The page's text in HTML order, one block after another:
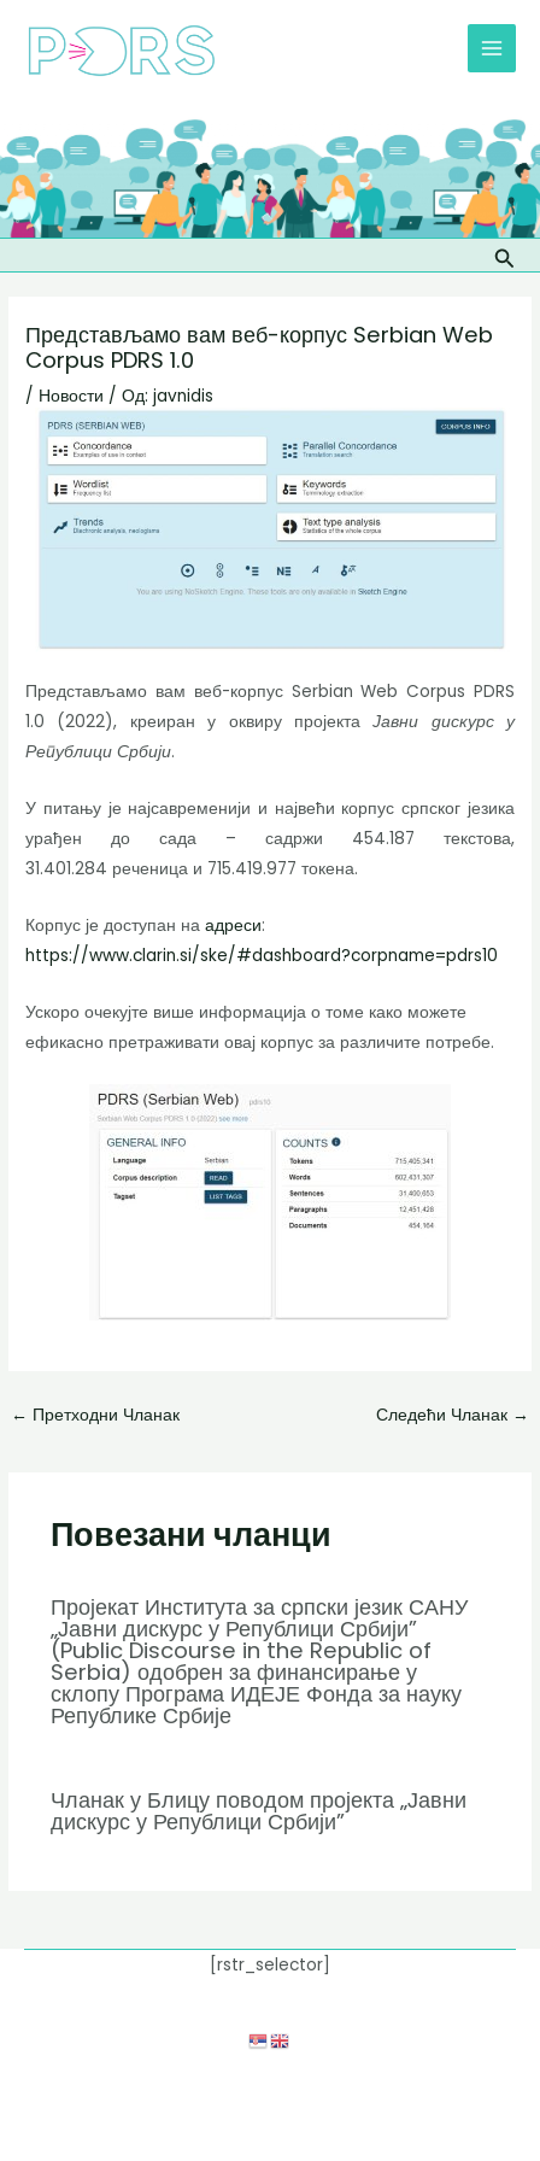
садржај
Представљамо вам веб-корпус Serbian Web
Corpus PDRS 1.0
/ Новости / Од: javnidis
Представљамо вам веб-корпус Serbian Web Corpus PDRS
1.0 (2022), креиран у оквиру пројектаЈавни дискурс у
Републици Србији.
У питању је најсавременији и највећи корпус српског језика
урађен до сада – садржи 454.187 текстова,
31.401.284 реченица и 715.419.977токена.
Корпус је доступан наадреси:
https://www.clarin.si/ske/#dashboard?corpname=pdrs10
Ускоро очекујте више информација о томе како можете
ефикасно претраживати овај корпус за различите потребе.
navigation
← Претходни Чланак Следећи Чланак →
Повезани чланци
Пројекат Института за српски језик САНУ
„Јавни дискурс у Републици Србији”
(Public Discourse in the Republic of
Serbia) одобрен за финансирање у
склопу Програма ИДЕЈЕ Фонда за науку
Републике Србије
Чланак у Блицу поводом пројекта „Јавни
дискурс у Републици Србији”
[rstr_selector]